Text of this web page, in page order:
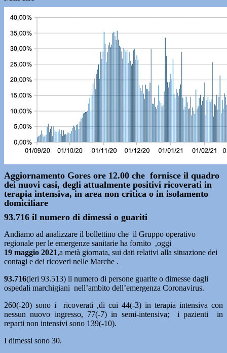
Aggiornamento Gores ore 12.00 che fornisce il quadro
dei nuovi casi, degli attualmente positivi ricoverati in
terapia intensiva, in area non critica o in isolamento
domiciliare
93.716 il numero di dimessi o guariti
Andiamo ad analizzare il bollettino che il Gruppo operativo
regionale per le emergenze sanitarie ha fornito ,oggi
19 maggio 2021,a metà giornata, sui dati relativi alla situazione dei
contagi e dei ricoveri nelle Marche .
93.716(ieri 93.513) il numero di persone guarite o dimesse dagli
ospedali marchigiani nell’ambito dell’emergenza Coronavirus.
260(-20) sono i ricoverati ,di cui 44(-3) in terapia intensiva con
nessun nuovo ingresso, 77(-7) in semi-intensiva; i pazienti in
reparti non intensivi sono 139(-10).
I dimessi sono 30.